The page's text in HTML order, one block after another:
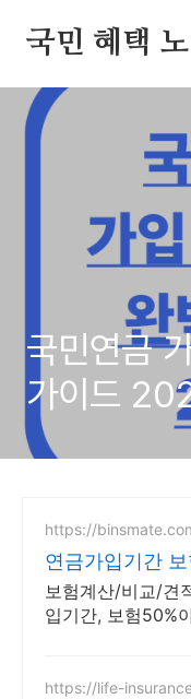
국민 혜택
국민연금
가이드
https://
연금가입기간 보
보험계산/비교/견
입기간, 보험50%
이 먼저!
https://life-